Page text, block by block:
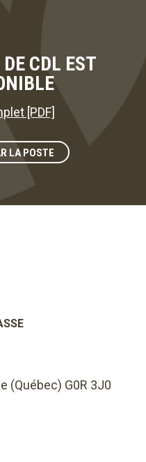
CDL EST
[PDF]
LA POSTE
(Québec) G0R 3J0